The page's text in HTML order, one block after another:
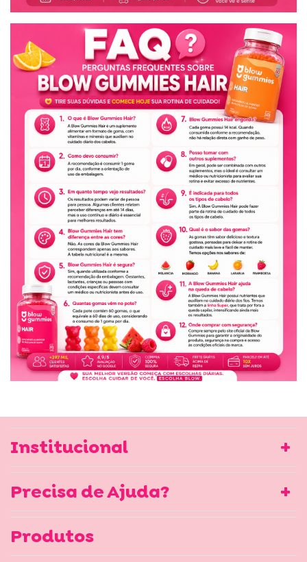
Institucional
Precisa de Ajuda?
Produtos